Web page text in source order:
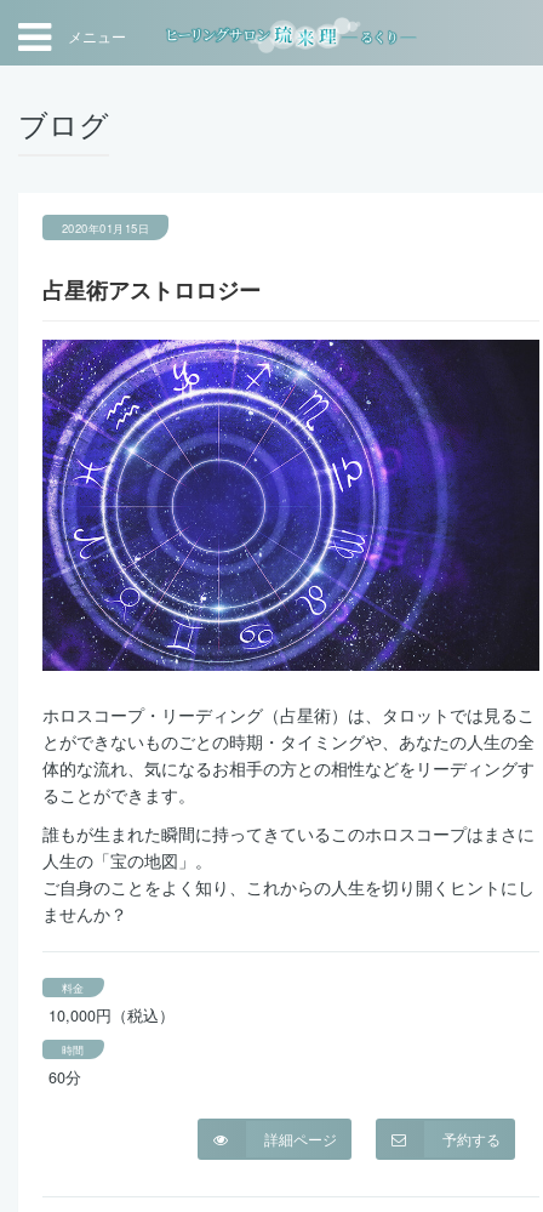
メニュー
ブログ
2020年01月15日
占星術アストロロジー
ホロスコープ・リーディング（占星術）は、タロットでは見るこ
とができないものごとの時期・タイミングや、あなたの人生の全
体的な流れ、気になるお相手の方との相性などをリーディングす
ることができます。
誰もが生まれた瞬間に持ってきているこのホロスコープはまさに
人生の「宝の地図」。
ご自身のことをよく知り、これからの人生を切り開くヒントにし
ませんか？
料金
10,000円（税込）
時間
60分
予約する
詳細ページ